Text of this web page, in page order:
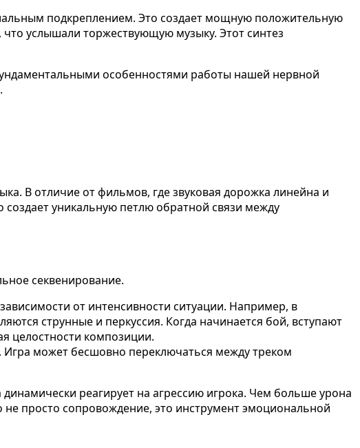
подкреплением. Это создает мощную положительную
услышали торжествующую музыку. Этот синтез
особенностями работы нашей нервной
В отличие от фильмов, где звуковая дорожка линейна и
уникальную петлю обратной связи между
секвенирование.
от интенсивности ситуации. Например, в
струнные и перкуссия. Когда начинается бой, вступают
целостности композиции.
Игра может бесшовно переключаться между треком
реагирует на агрессию игрока. Чем больше урона
просто сопровождение, это инструмент эмоциональной